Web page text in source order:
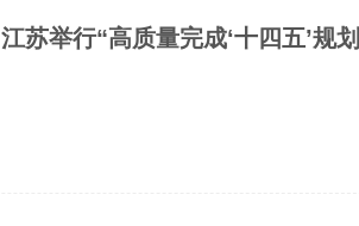
江苏举行“高质量完成‘十四五’规